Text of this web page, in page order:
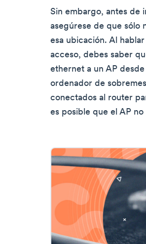
Sin embargo, antes de
asegúrese de que sólo
esa ubicación. Al
acceso, debes saber
ethernet a un AP
ordenador de
conectados al router
es posible que el AP